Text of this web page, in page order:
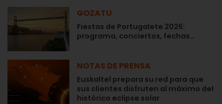
GOZATU
Fiestas de Portugalete 2026:
programa, conciertos, fechas…
NOTAS DE PRENSA
Euskaltel prepara su red para que
sus clientes disfruten al máximo del
histórico eclipse solar